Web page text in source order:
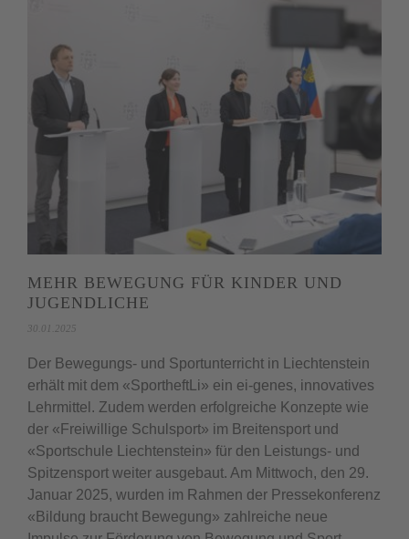
MEHR BEWEGUNG FÜR KINDER UND
JUGENDLICHE
30.01.2025
Der Bewegungs- und Sportunterricht in Liechtenstein
erhält mit dem «SportheftLi» ein ei-genes, innovatives
Lehrmittel. Zudem werden erfolgreiche Konzepte wie
der «Freiwillige Schulsport» im Breitensport und
«Sportschule Liechtenstein» für den Leistungs- und
Spitzensport weiter ausgebaut. Am Mittwoch, den 29.
Januar 2025, wurden im Rahmen der Pressekonferenz
«Bildung braucht Bewegung» zahlreiche neue